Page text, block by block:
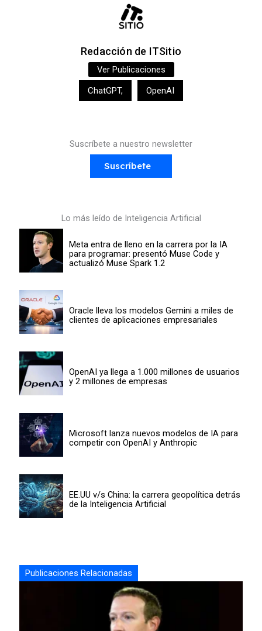
Redacción de ITSitio
Ver Publicaciones
ChatGPT, OpenAI
Suscríbete a nuestro newsletter
Suscríbete
Lo más leído de Inteligencia Artificial
Meta entra de lleno en la carrera por la IA
para programar: presentó Muse Code y
actualizó Muse Spark 1.2
Oracle lleva los modelos Gemini a miles de
clientes de aplicaciones empresariales
OpenAI ya llega a 1.000 millones de usuarios
y 2 millones de empresas
Microsoft lanza nuevos modelos de IA para
competir con OpenAI y Anthropic
EE.UU v/s China: la carrera geopolítica detrás
de la Inteligencia Artificial
Publicaciones Relacionadas